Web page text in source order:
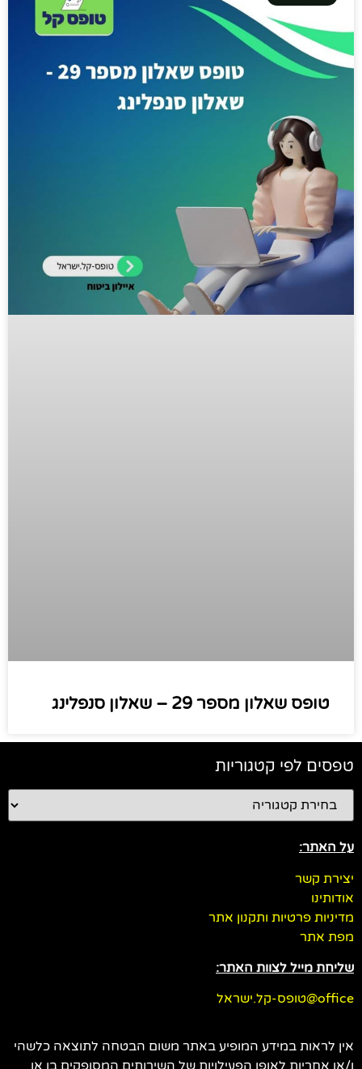
טופס שאלון מספר 29 – שאלון סנפלינג
טפסים לפי קטגוריות
על האתר:
יצירת קשר
אודותינו
מדיניות פרטיות ותקנון אתר
מפת אתר
שליחת מייל לצוות האתר:
office@טופס-קל.ישראל
אין לראות במידע המופיע באתר משום הבטחה לתוצאה כלשהי
ו/או אחריות לאופן הפעילויות של השירותים המסופקים בו או